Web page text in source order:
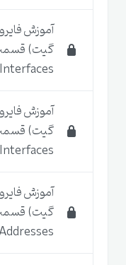
Interfaces
Interfaces